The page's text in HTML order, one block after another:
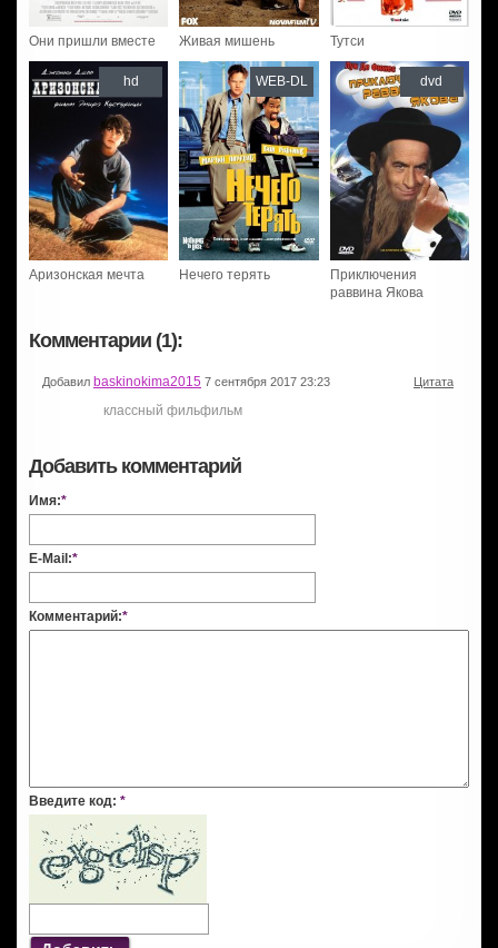
Они пришли вместе Живая мишень Тутси
Аризонская мечта
hd
Нечего терять
WEB-DL
Приключения
раввина Якова
dvd
Комментарии (1):
Добавил baskinokima2015 7 сентября 2017 23:23 Цитата
классный фильфильм
Добавить комментарий
Имя:*
E-Mail:*
Комментарий:*
Введите код: *